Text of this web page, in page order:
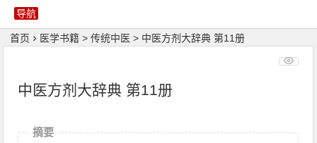
首页 医学书籍 >传统中医 > 中医方剂大辞典 第11册
中医方剂大辞典 第11册
摘要